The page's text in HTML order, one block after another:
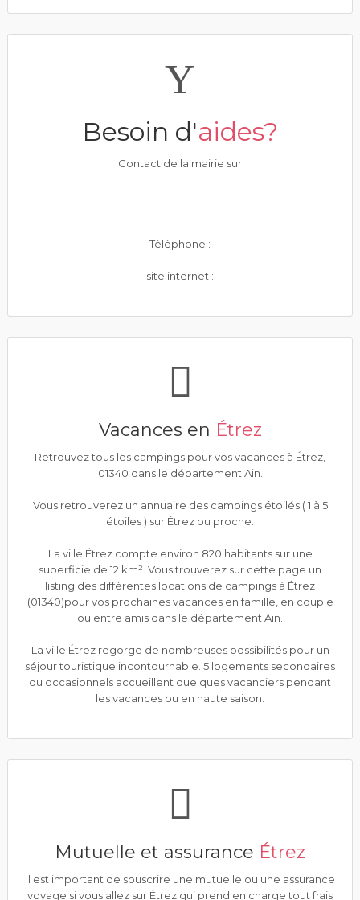
Besoin d'aides?
Contact de la mairie sur
Téléphone :
site internet :
Vacances en Étrez
Retrouvez tous les campings pour vos vacances à Étrez,
01340 dans le département Ain.
Vous retrouverez un annuaire des campings étoilés ( 1 à 5
étoiles ) sur Étrez ou proche.
La ville Étrez compte environ 820 habitants sur une
superficie de 12 km². Vous trouverez sur cette page un
listing des différentes locations de campings à Étrez
(01340)pour vos prochaines vacances en famille, en couple
ou entre amis dans le département Ain.
La ville Étrez regorge de nombreuses possibilités pour un
séjour touristique incontournable. 5 logements secondaires
ou occasionnels accueillent quelques vacanciers pendant
les vacances ou en haute saison.
Mutuelle et assurance Étrez
Il est important de souscrire une mutuelle ou une assurance
voyage si vous allez sur Étrez qui prend en charge tout frais